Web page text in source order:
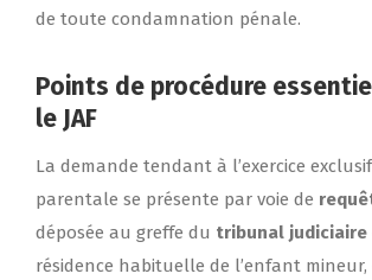
de toute condamnation pénale.
Points de procédure
le JAF
La demande tendant à l’exercice
parentale se présente par voie de
déposée au greffe du tribunal judiciaire
résidence habituelle de l’enfant